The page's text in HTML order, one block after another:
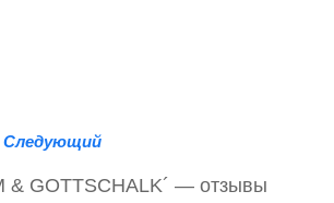
Следующий
& GOTTSCHALK´ — отзывы